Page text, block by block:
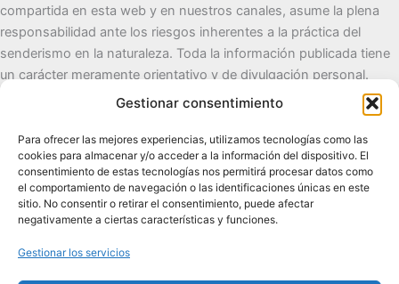
Gestionar consentimiento
Para ofrecer las mejores experiencias, utilizamos tecnologías como las
cookies para almacenar y/o acceder a la información del dispositivo. El
consentimiento de estas tecnologías nos permitirá procesar datos como
el comportamiento de navegación o las identificaciones únicas en este
sitio. No consentir o retirar el consentimiento, puede afectar
negativamente a ciertas características y funciones.
Gestionar los servicios
compartida en esta web y en nuestros canales, asume la plena
responsabilidad ante los riesgos inherentes a la práctica del
senderismo en la naturaleza. Toda la información publicada tiene
un carácter meramente orientativo y de divulgación personal.
Senderismo de autor, naturaleza y pueblos con alma.
Contacto:cuevadeldestino@gmail.com |
+34 722 32 62